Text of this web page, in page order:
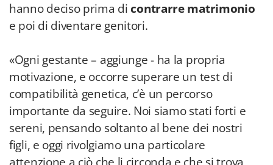
hanno deciso prima di contrarre matrimonio
e poi di diventare genitori.
«Ogni gestante – aggiunge - ha la propria
motivazione, e occorre superare un test di
compatibilità genetica, c’è un percorso
importante da seguire. Noi siamo stati forti e
sereni, pensando soltanto al bene dei nostri
figli, e oggi rivolgiamo una particolare